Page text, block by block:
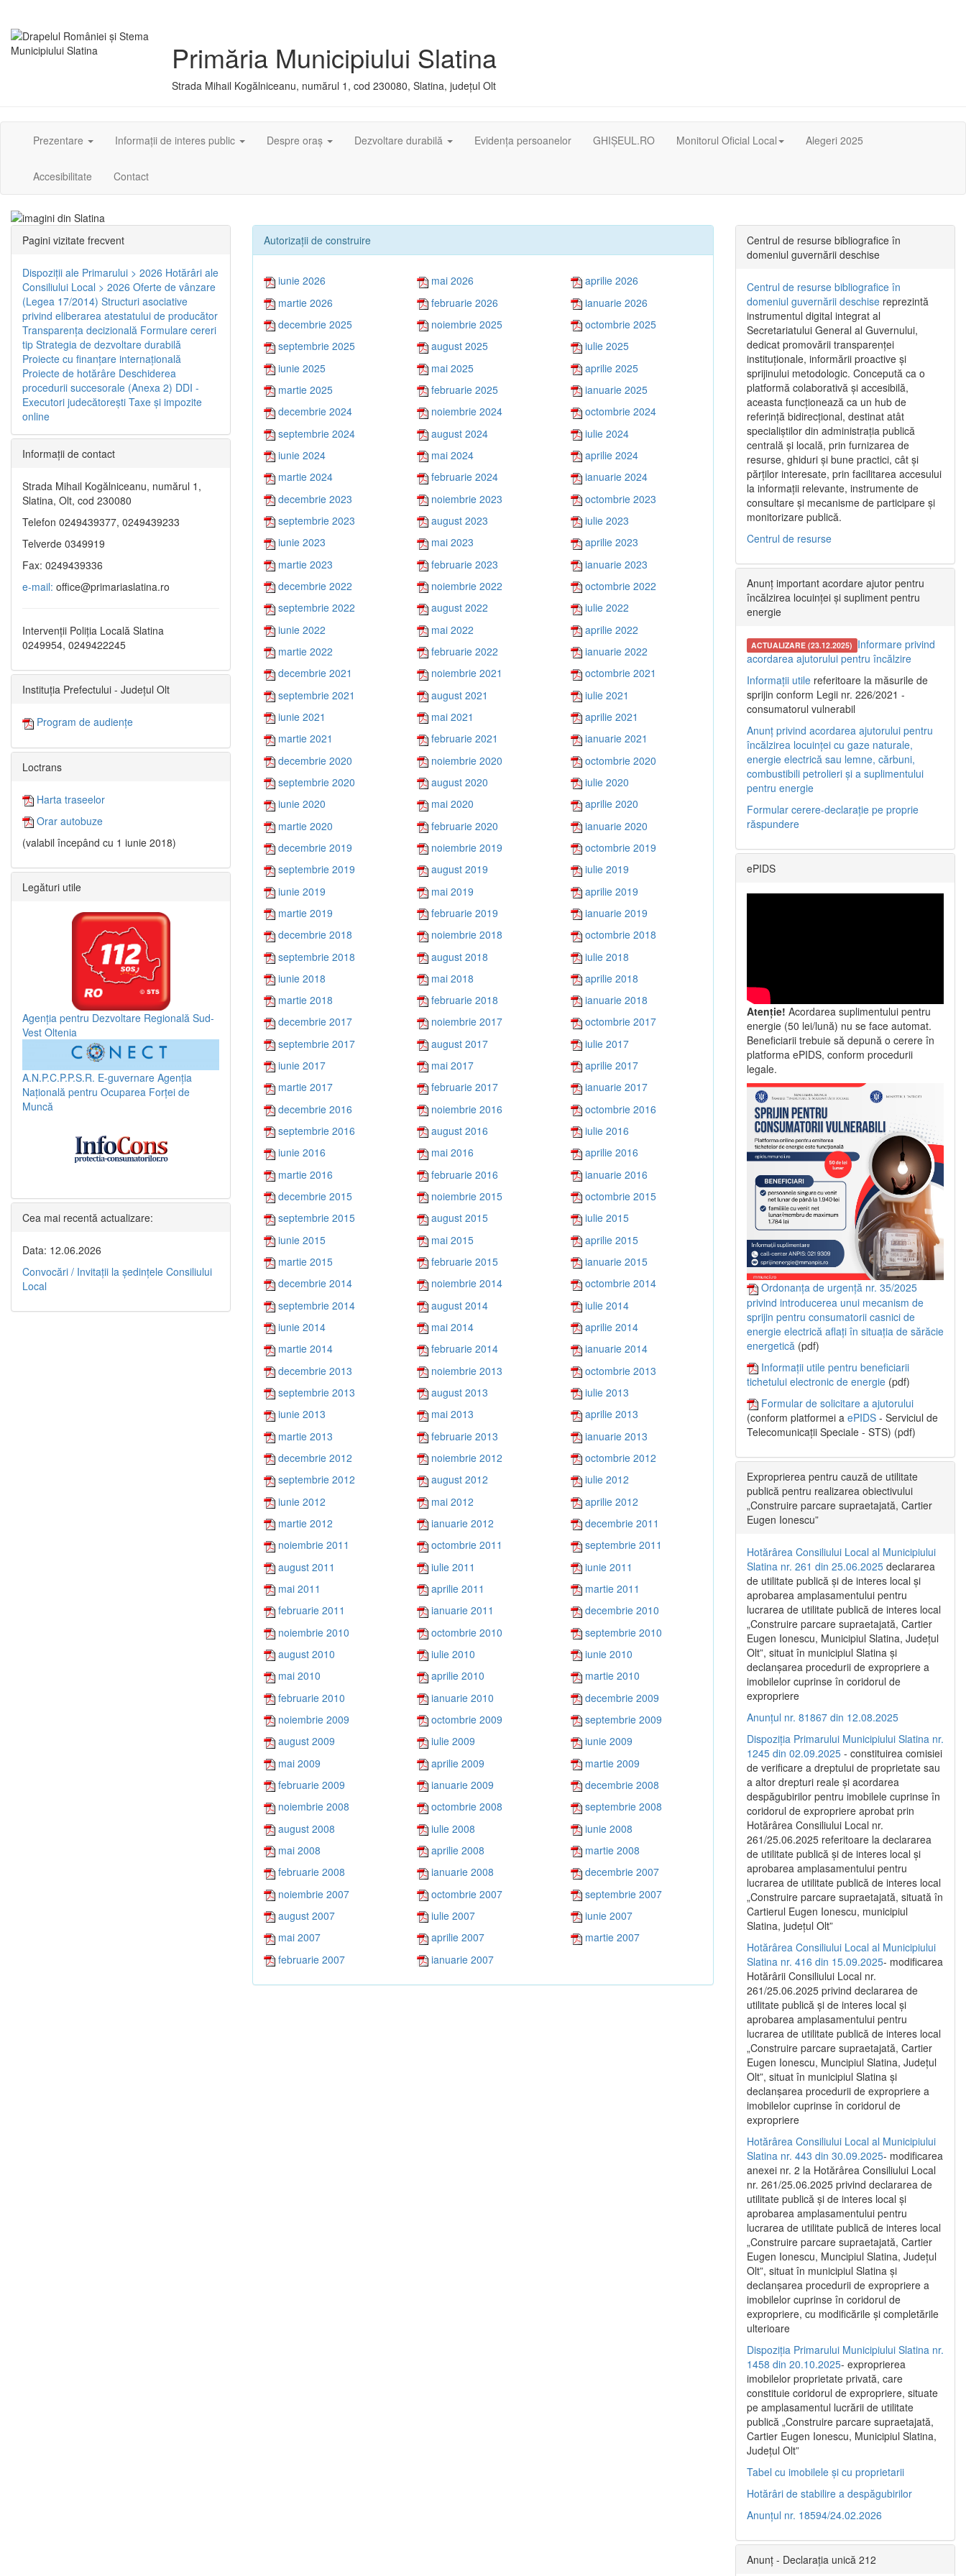
Primăria Municipiului Slatina
Strada Mihail Kogălniceanu, numărul 1, cod 230080, Slatina, județul Olt
Prezentare Informații de interes public Despre oraș Dezvoltare durabilă Evidența persoanelor GHIȘEUL.RO Monitorul Oficial Local Alegeri 2025
Accesibilitate Contact
Autorizaţii de construire
iunie 2026 mai 2026
aprilie 2026
martie 2026
februarie 2026
ianuarie 2026
decembrie 2025
noiembrie 2025
octombrie 2025
septembrie 2025
august 2025
iulie 2025
iunie 2025
mai 2025
aprilie 2025
martie 2025
februarie 2025
ianuarie 2025
decembrie 2024
noiembrie 2024
octombrie 2024
septembrie 2024
august 2024
iulie 2024
iunie 2024
mai 2024
aprilie 2024
martie 2024
februarie 2024
ianuarie 2024
decembrie 2023
noiembrie 2023
octombrie 2023
septembrie 2023
august 2023
iulie 2023
iunie 2023
mai 2023
aprilie 2023
martie 2023
februarie 2023
ianuarie 2023
decembrie 2022
noiembrie 2022
octombrie 2022
septembrie 2022
august 2022
iulie 2022
iunie 2022
mai 2022
aprilie 2022
martie 2022
februarie 2022
ianuarie 2022
decembrie 2021
noiembrie 2021
octombrie 2021
septembrie 2021
august 2021
iulie 2021
iunie 2021
mai 2021
aprilie 2021
martie 2021
februarie 2021
ianuarie 2021
decembrie 2020
noiembrie 2020
octombrie 2020
septembrie 2020
august 2020
iulie 2020
iunie 2020
mai 2020
aprilie 2020
martie 2020
februarie 2020
ianuarie 2020
decembrie 2019
noiembrie 2019
octombrie 2019
septembrie 2019
august 2019
iulie 2019
iunie 2019
mai 2019
aprilie 2019
martie 2019
februarie 2019
ianuarie 2019
decembrie 2018
noiembrie 2018
octombrie 2018
septembrie 2018
august 2018
iulie 2018
iunie 2018
mai 2018
aprilie 2018
martie 2018
februarie 2018
ianuarie 2018
decembrie 2017
noiembrie 2017
octombrie 2017
septembrie 2017
august 2017
iulie 2017
iunie 2017
mai 2017
aprilie 2017
martie 2017
februarie 2017
ianuarie 2017
decembrie 2016
noiembrie 2016
octombrie 2016
septembrie 2016
august 2016
iulie 2016
iunie 2016
mai 2016
aprilie 2016
martie 2016
februarie 2016
ianuarie 2016
decembrie 2015
noiembrie 2015
octombrie 2015
septembrie 2015
august 2015
iulie 2015
iunie 2015
mai 2015
aprilie 2015
martie 2015
februarie 2015
ianuarie 2015
decembrie 2014
noiembrie 2014
octombrie 2014
septembrie 2014
august 2014
iulie 2014
iunie 2014
mai 2014
aprilie 2014
martie 2014
februarie 2014
ianuarie 2014
decembrie 2013
noiembrie 2013
octombrie 2013
septembrie 2013
august 2013
iulie 2013
iunie 2013
mai 2013
aprilie 2013
martie 2013
februarie 2013
ianuarie 2013
decembrie 2012
noiembrie 2012
octombrie 2012
septembrie 2012
august 2012
iulie 2012
iunie 2012
mai 2012
aprilie 2012
martie 2012
ianuarie 2012
decembrie 2011
noiembrie 2011
octombrie 2011
septembrie 2011
august 2011
iulie 2011
iunie 2011
mai 2011
aprilie 2011
martie 2011
februarie 2011
ianuarie 2011
decembrie 2010
noiembrie 2010
octombrie 2010
septembrie 2010
august 2010
iulie 2010
iunie 2010
mai 2010
aprilie 2010
martie 2010
februarie 2010
ianuarie 2010
decembrie 2009
noiembrie 2009
octombrie 2009
septembrie 2009
august 2009
iulie 2009
iunie 2009
mai 2009
aprilie 2009
martie 2009
februarie 2009
ianuarie 2009
decembrie 2008
noiembrie 2008
octombrie 2008
septembrie 2008
august 2008
iulie 2008
iunie 2008
mai 2008
aprilie 2008
martie 2008
februarie 2008
ianuarie 2008
decembrie 2007
noiembrie 2007
octombrie 2007
septembrie 2007
august 2007
iulie 2007
iunie 2007
mai 2007
aprilie 2007
martie 2007
februarie 2007
ianuarie 2007
Pagini vizitate frecvent
Dispoziţii ale Primarului > 2026 Hotărâri ale
Consiliului Local > 2026 Oferte de vânzare
(Legea 17/2014) Structuri asociative
privind eliberarea atestatului de producător
Transparenţa decizională Formulare cereri
tip Strategia de dezvoltare durabilă
Proiecte cu finanţare internaţională
Proiecte de hotărâre Deschiderea
procedurii succesorale (Anexa 2) DDI -
Executori judecătorești Taxe şi impozite
online
Informaţii de contact
Strada Mihail Kogălniceanu, numărul 1,
Slatina, Olt, cod 230080
Telefon 0249439377, 0249439233
Telverde 0349919
Fax: 0249439336
e-mail: office@primariaslatina.ro
Intervenții Poliția Locală Slatina
0249954, 0249422245
Instituția Prefectului - Județul Olt
Program de audiențe
Loctrans
Harta traseelor
Orar autobuze
(valabil începând cu 1 iunie 2018)
Legături utile
Agenția pentru Dezvoltare Regională Sud-
Vest Oltenia
A.N.P.C.P.P.S.R. E-guvernare Agenția
Națională pentru Ocuparea Forței de
Muncă
Cea mai recentă actualizare:
Data: 12.06.2026
Convocări / Invitaţii la şedinţele Consiliului
Local
Centrul de resurse bibliografice în
domeniul guvernării deschise
Centrul de resurse bibliografice în
domeniul guvernării deschise reprezintă
instrumentul digital integrat al
Secretariatului General al Guvernului,
dedicat promovării transparenței
instituționale, informării proactive și
sprijinului metodologic. Concepută ca o
platformă colaborativă și accesibilă,
aceasta funcționează ca un hub de
referință bidirecțional, destinat atât
specialiștilor din administrația publică
centrală și locală, prin furnizarea de
resurse, ghiduri și bune practici, cât și
părților interesate, prin facilitarea accesului
la informații relevante, instrumente de
consultare și mecanisme de participare și
monitorizare publică.
Centrul de resurse
Anunț important acordare ajutor pentru
încălzirea locuinței și supliment pentru
energie
ACTUALIZARE (23.12.2025) Informare privind
acordarea ajutorului pentru încălzire
Informații utile referitoare la măsurile de
sprijin conform Legii nr. 226/2021 -
consumatorul vulnerabil
Anunț privind acordarea ajutorului pentru
încălzirea locuinței cu gaze naturale,
energie electrică sau lemne, cărbuni,
combustibili petrolieri și a suplimentului
pentru energie
Formular cerere-declarație pe proprie
răspundere
ePIDS
Atenție! Acordarea suplimentului pentru
energie (50 lei/lună) nu se face automat.
Beneficiarii trebuie să depună o cerere în
platforma ePIDS, conform procedurii
legale.
Ordonanța de urgență nr. 35/2025
privind introducerea unui mecanism de
sprijin pentru consumatorii casnici de
energie electrică aflați în situația de sărăcie
energetică (pdf)
Informații utile pentru beneficiarii
tichetului electronic de energie (pdf)
Formular de solicitare a ajutorului
(conform platformei a ePIDS - Serviciul de
Telecomunicații Speciale - STS) (pdf)
Exproprierea pentru cauză de utilitate
publică pentru realizarea obiectivului
„Construire parcare supraetajată, Cartier
Eugen Ionescu”
Hotărârea Consiliului Local al Municipiului
Slatina nr. 261 din 25.06.2025 declararea
de utilitate publică și de interes local și
aprobarea amplasamentului pentru
lucrarea de utilitate publică de interes local
„Construire parcare supraetajată, Cartier
Eugen Ionescu, Municipiul Slatina, Județul
Olt”, situat în municipiul Slatina și
declanșarea procedurii de expropriere a
imobilelor cuprinse în coridorul de
expropriere
Anunțul nr. 81867 din 12.08.2025
Dispoziția Primarului Municipiului Slatina nr.
1245 din 02.09.2025 - constituirea comisiei
de verificare a dreptului de proprietate sau
a altor drepturi reale și acordarea
despăgubirilor pentru imobilele cuprinse în
coridorul de expropriere aprobat prin
Hotărârea Consiliului Local nr.
261/25.06.2025 referitoare la declararea
de utilitate publică și de interes local și
aprobarea amplasamentului pentru
lucrarea de utilitate publică de interes local
„Construire parcare supraetajată, situată în
Cartierul Eugen Ionescu, municipiul
Slatina, județul Olt”
Hotărârea Consiliului Local al Municipiului
Slatina nr. 416 din 15.09.2025- modificarea
Hotărârii Consiliului Local nr.
261/25.06.2025 privind declararea de
utilitate publică și de interes local și
aprobarea amplasamentului pentru
lucrarea de utilitate publică de interes local
„Construire parcare supraetajată, Cartier
Eugen Ionescu, Muncipiul Slatina, Județul
Olt”, situat în municipiul Slatina și
declanșarea procedurii de expropriere a
imobilelor cuprinse în coridorul de
expropriere
Hotărârea Consiliului Local al Municipiului
Slatina nr. 443 din 30.09.2025- modificarea
anexei nr. 2 la Hotărârea Consiliului Local
nr. 261/25.06.2025 privind declararea de
utilitate publică şi de interes local şi
aprobarea amplasamentului pentru
lucrarea de utilitate publică de interes local
„Construire parcare supraetajată, Cartier
Eugen Ionescu, Muncipiul Slatina, Judeţul
Olt”, situat în municipiul Slatina şi
declanşarea procedurii de expropriere a
imobilelor cuprinse în coridorul de
expropriere, cu modificările şi completările
ulterioare
Dispoziția Primarului Municipiului Slatina nr.
1458 din 20.10.2025- exproprierea
imobilelor proprietate privată, care
constituie coridorul de expropriere, situate
pe amplasamentul lucrării de utilitate
publică „Construire parcare supraetajată,
Cartier Eugen Ionescu, Municipiul Slatina,
Județul Olt”
Tabel cu imobilele și cu proprietarii
Hotărâri de stabilire a despăgubirilor
Anunțul nr. 18594/24.02.2026
Anunț - Declarația unică 212